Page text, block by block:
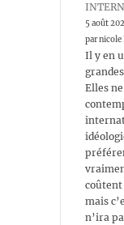
5 août
par nicole
Il y en
Elles
mais
n’ira